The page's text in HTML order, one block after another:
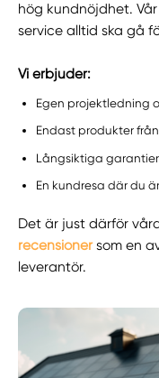
hög kundnöjdhet.
service alltid ska gå
Vi erbjuder:
Egen projektledning
Endast produkter
Långsiktiga
En kundresa där du
Det är just därför
recensionersom en
leverantör.